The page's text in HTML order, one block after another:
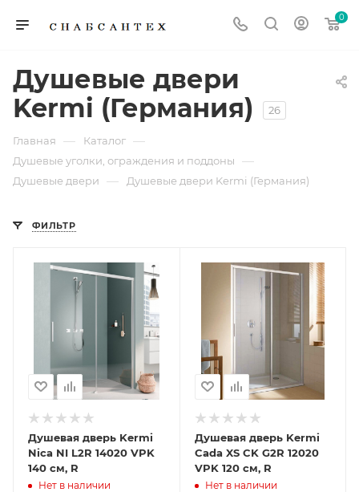
0
Душевые двери
Kermi (Германия)
26
Главная — Каталог —
Душевые уголки, ограждения и поддоны —
Душевые двери — Душевые двери Kermi (Германия)
ФИЛЬТР
Душевая дверь Kermi
Nica NI L2R 14020 VPK
140 см, R
Нет в наличии
Душевая дверь Kermi
Cada XS CK G2R 12020
VPK 120 см, R
Нет в наличии